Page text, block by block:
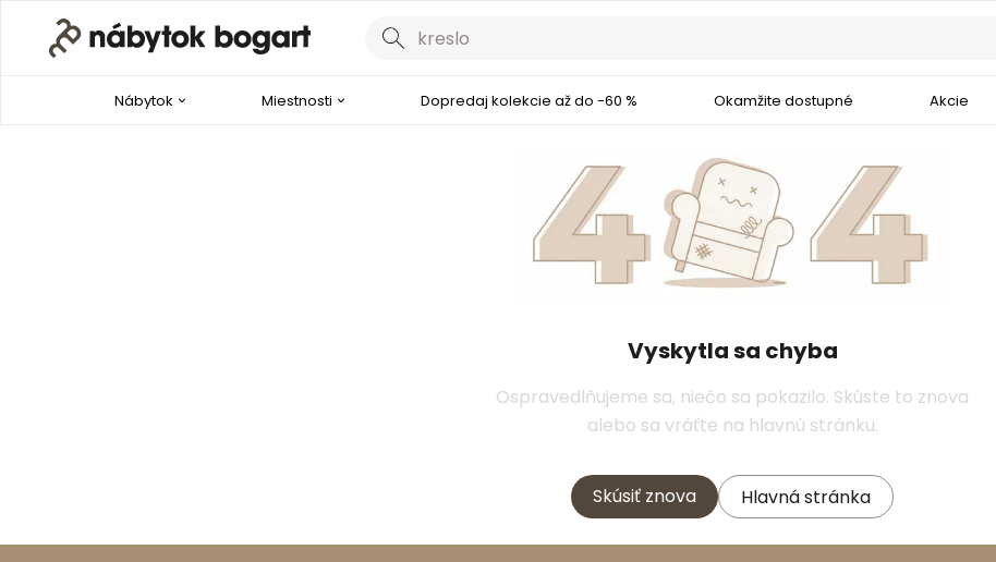
Nábytok Miestnosti Dopredaj kolekcie až do -60 % Okamžite dostupné Akcie
Vyskytla sa chyba
Ospravedlňujeme sa, niečo sa pokazilo. Skúste to znova
alebo sa vráťte na hlavnú stránku.
Skúsiť znova Hlavná stránka